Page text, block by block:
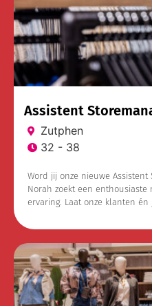
Assistent
Zutphen
32 - 38
Word jij onze nieuwe
Norah zoekt een
ervaring. Laat onze klanten